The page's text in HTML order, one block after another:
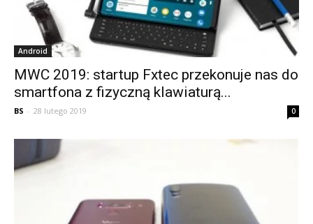
Android
MWC 2019: startup Fxtec przekonuje nas do
smartfona z fizyczną klawiaturą...
BS - 28 lutego 2019 0